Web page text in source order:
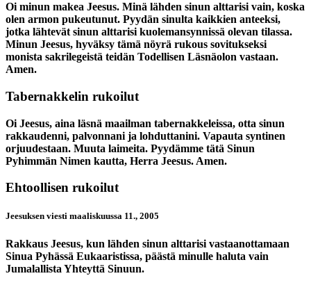
Oi minun makea Jeesus. Minä lähden sinun alttarisi vain, koska
olen armon pukeutunut. Pyydän sinulta kaikkien anteeksi,
jotka lähtevät sinun alttarisi kuolemansynnissä olevan tilassa.
Minun Jeesus, hyväksy tämä nöyrä rukous sovitukseksi
monista sakrilegeistä teidän Todellisen Läsnäolon vastaan.
Amen.
Tabernakkelin rukoilut
Oi Jeesus, aina läsnä maailman tabernakkeleissa, otta sinun
rakkaudenni, palvonnani ja lohduttanini. Vapauta syntinen
orjuudestaan. Muuta laimeita. Pyydämme tätä Sinun
Pyhimmän Nimen kautta, Herra Jeesus. Amen.
Ehtoollisen rukoilut
Jeesuksen viesti maaliskuussa 11., 2005
Rakkaus Jeesus, kun lähden sinun alttarisi vastaanottamaan
Sinua Pyhässä Eukaaristissa, päästä minulle haluta vain
Jumalallista Yhteyttä Sinuun.